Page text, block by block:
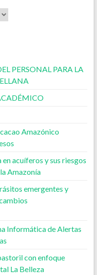
PERSONAL PARA LA
Amazónico
acuíferos y sus riesgos
Amazonía
emergentes y
Informática de Alertas
con enfoque
La Belleza